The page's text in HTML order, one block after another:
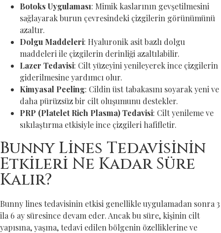
Botoks Uygulaması: Mimik kaslarının gevşetilmesini
sağlayarak burun çevresindeki çizgilerin görünümünü
azaltır.
Dolgu Maddeleri: Hyaluronik asit bazlı dolgu
maddeleri ile çizgilerin derinliği azaltılabilir.
Lazer Tedavisi: Cilt yüzeyini yenileyerek ince çizgilerin
giderilmesine yardımcı olur.
Kimyasal Peeling: Cildin üst tabakasını soyarak yeni ve
daha pürüzsüz bir cilt oluşumunu destekler.
PRP (Platelet Rich Plasma) Tedavisi: Cilt yenileme ve
sıkılaştırma etkisiyle ince çizgileri hafifletir.
Bunny Lines Tedavisinin
Etkileri Ne Kadar Süre
Kalır?
Bunny lines tedavisinin etkisi genellikle uygulamadan sonra 3
ila 6 ay süresince devam eder. Ancak bu süre, kişinin cilt
yapısına, yaşına, tedavi edilen bölgenin özelliklerine ve